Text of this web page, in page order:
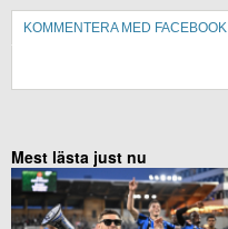
KOMMENTERA MED FACEBOOK
Mest lästa just nu